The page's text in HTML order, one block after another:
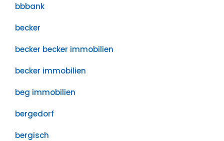
bbbank
becker
becker becker immobilien
becker immobilien
beg immobilien
bergedorf
bergisch